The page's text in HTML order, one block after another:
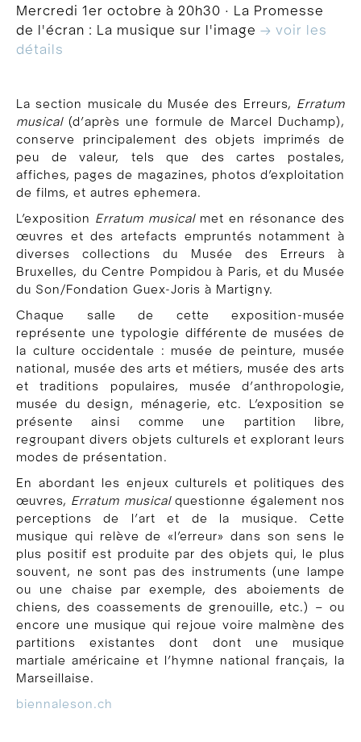
Mercredi 1er octobre à 20h30 · La Promesse
de l'écran : La musique sur l'image → voir les
détails
La section musicale du Musée des Erreurs, Erratum
musical(d’après une formule de Marcel Duchamp),
conserve principalement des objets imprimés de
peu de valeur, tels que des cartes postales,
affiches, pages de magazines, photos d’exploitation
de films, et autres ephemera.
L’exposition Erratum musicalmet en résonance des
œuvres et des artefacts empruntés notamment à
diverses collections du Musée des Erreurs à
Bruxelles, du Centre Pompidou à Paris, et du Musée
du Son/Fondation Guex-Joris à Martigny.
Chaque salle de cette exposition-musée
représente une typologie différente de musées de
la culture occidentale : musée de peinture, musée
national, musée des arts et métiers, musée des arts
et traditions populaires, musée d’anthropologie,
musée du design, ménagerie, etc. L’exposition se
présente ainsi comme une partition libre,
regroupant divers objets culturels et explorant leurs
modes de présentation.
En abordant les enjeux culturels et politiques des
œuvres, Erratum musicalquestionne également nos
perceptions de l’art et de la musique. Cette
musique qui relève de «l’erreur» dans son sens le
plus positif est produite par des objets qui, le plus
souvent, ne sont pas des instruments (une lampe
ou une chaise par exemple, des aboiements de
chiens, des coassements de grenouille, etc.) – ou
encore une musique qui rejoue voire malmène des
partitions existantes dont dont une musique
martiale américaine et l’hymne national français, la
Marseillaise.
biennaleson.ch